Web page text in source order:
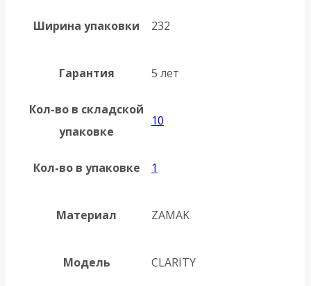
Ширина упаковки 232
Гарантия 5 лет
Кол-во в складской
упаковке
10
Кол-во в упаковке 1
Материал ZAMAK
Модель CLARITY